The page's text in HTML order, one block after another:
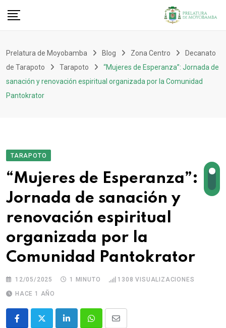
Prelatura de Moyobamba Blog Zona Centro
Decanato
de Tarapoto
Tarapoto
“Mujeres de Esperanza”: Jornada de
sanación y renovación espiritual organizada por la Comunidad
Pantokrator
TARAPOTO
“Mujeres de Esperanza”:
Jornada de sanación y
renovación espiritual
organizada por la
Comunidad Pantokrator
12/05/2025 1 MINUTO 1308 VISUALIZACIONES
HACE 1 AÑO